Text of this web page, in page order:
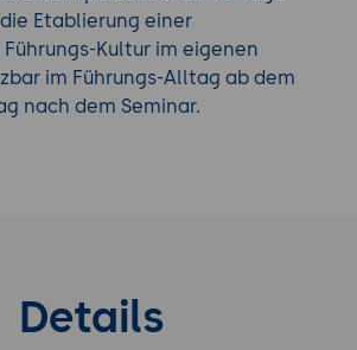
Etablierung einer
Kultur im eigenen
im Führungs-Alltag ab dem
nach dem Seminar.
Details